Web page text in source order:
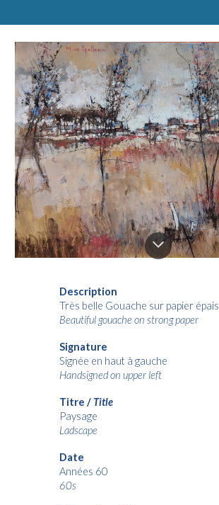
Description
Très belle Gouache sur papier épais
Beautiful gouache on strong paper
Signature
Signée en haut à gauche
Handsigned on upper left
Titre / Title
Paysage
Ladscape
Date
Années 60
60s